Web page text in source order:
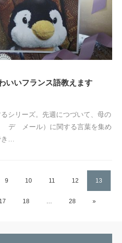
いいフランス語教えます
シリーズ。先週につづいて、母の
デ メール）に関する言葉を集め
…
9 10 11 12 13
17 18 … 28 »